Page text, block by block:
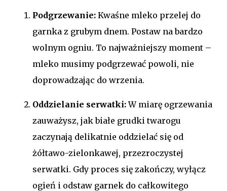
Podgrzewanie: Kwaśne mleko przelej do
garnka z grubym dnem. Postaw na bardzo
wolnym ogniu. To najważniejszy moment –
mleko musimy podgrzewać powoli, nie
doprowadzając do wrzenia.
Oddzielanie serwatki:W miarę ogrzewania
zauważysz, jak białe grudki twarogu
zaczynają delikatnie oddzielać się od
żółtawo-zielonkawej, przezroczystej
serwatki. Gdy proces się zakończy, wyłącz
ogień i odstaw garnek do całkowitego